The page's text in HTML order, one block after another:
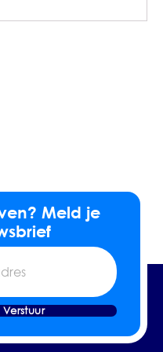
Meld je
Verstuur